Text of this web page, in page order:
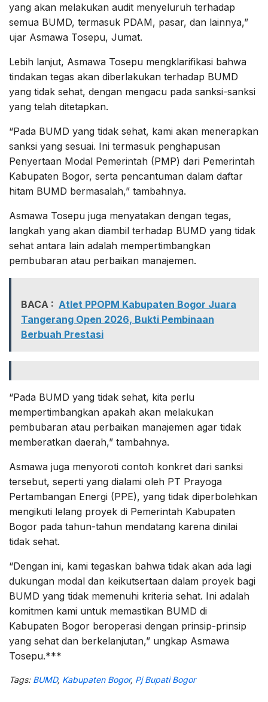
yang akan melakukan audit menyeluruh terhadap
semua BUMD, termasuk PDAM, pasar, dan lainnya,”
ujar Asmawa Tosepu, Jumat.
Lebih lanjut, Asmawa Tosepu mengklarifikasi bahwa
tindakan tegas akan diberlakukan terhadap BUMD
yang tidak sehat, dengan mengacu pada sanksi-sanksi
yang telah ditetapkan.
“Pada BUMD yang tidak sehat, kami akan menerapkan
sanksi yang sesuai. Ini termasuk penghapusan
Penyertaan Modal Pemerintah (PMP) dari Pemerintah
Kabupaten Bogor, serta pencantuman dalam daftar
hitam BUMD bermasalah,” tambahnya.
Asmawa Tosepu juga menyatakan dengan tegas,
langkah yang akan diambil terhadap BUMD yang tidak
sehat antara lain adalah mempertimbangkan
pembubaran atau perbaikan manajemen.
BACA : Atlet PPOPM Kabupaten Bogor Juara
Tangerang Open 2026, Bukti Pembinaan
Berbuah Prestasi
“Pada BUMD yang tidak sehat, kita perlu
mempertimbangkan apakah akan melakukan
pembubaran atau perbaikan manajemen agar tidak
memberatkan daerah,” tambahnya.
Asmawa juga menyoroti contoh konkret dari sanksi
tersebut, seperti yang dialami oleh PT Prayoga
Pertambangan Energi (PPE), yang tidak diperbolehkan
mengikuti lelang proyek di Pemerintah Kabupaten
Bogor pada tahun-tahun mendatang karena dinilai
tidak sehat.
“Dengan ini, kami tegaskan bahwa tidak akan ada lagi
dukungan modal dan keikutsertaan dalam proyek bagi
BUMD yang tidak memenuhi kriteria sehat. Ini adalah
komitmen kami untuk memastikan BUMD di
Kabupaten Bogor beroperasi dengan prinsip-prinsip
yang sehat dan berkelanjutan,” ungkap Asmawa
Tosepu.***
Tags: BUMD, Kabupaten Bogor, Pj Bupati Bogor